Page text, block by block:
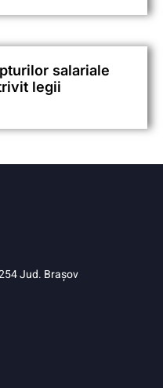
salariale
legii
Jud. Braşov